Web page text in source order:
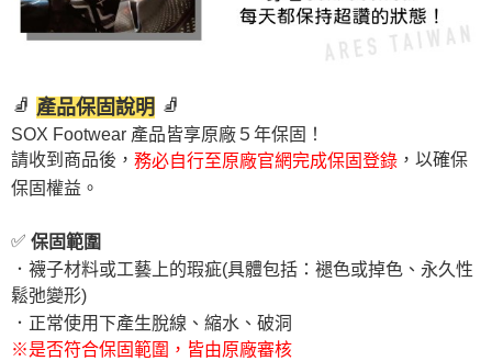
🧦 產品保固說明 🧦
SOX Footwear 產品皆享原廠５年保固！
請收到商品後， 務必自行至原廠官網完成保固登錄 ，以確保
保固權益。
✅ 保固範圍
．襪子材料或工藝上的瑕疵(具體包括：褪色或掉色、永久性
鬆弛變形)
．正常使用下產生脫線、縮水、破洞
※是否符合保固範圍，皆由原廠審核